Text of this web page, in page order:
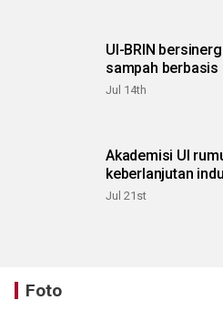
UI-BRIN
sampah
Jul 14th
Akademisi UI
keberlanjutan
Jul 21st
Foto